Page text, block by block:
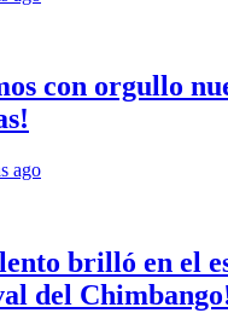
con orgullo
ago
brilló en el
del